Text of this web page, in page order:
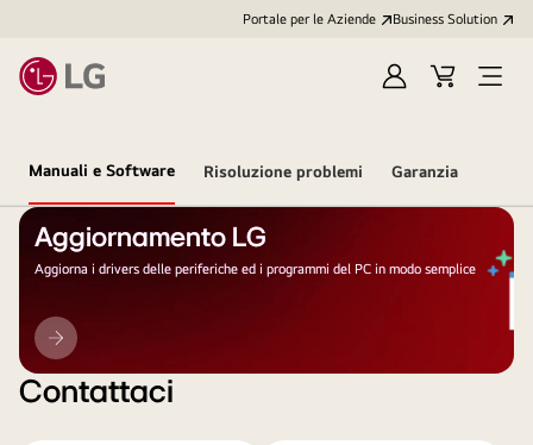
Portale per le Aziende Business Solution
AccediCart
Open
Manuali e Software Risoluzione problemi Garanzia
Aggiornamento LG
Aggiorna i drivers delle periferiche ed i programmi del PC in modo semplice
Aggiornamento
LG
Contattaci